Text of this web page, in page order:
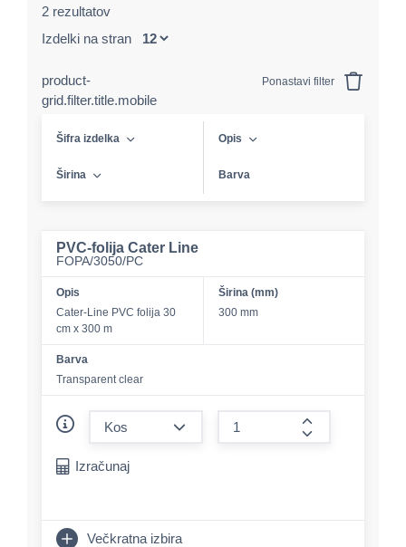
2 rezultatov
Izdelki na stran
product-
grid.filter.title.mobile
Ponastavi filter
Šifra izdelka Opis
Širina Barva
PVC-folija Cater Line
FOPA/3050/PC
Opis
Cater-Line PVC folija 30
cm x 300 m
Širina (mm)
300 mm
Barva
Transparent clear
form.increase-
Izračunaj
Večkratna izbira